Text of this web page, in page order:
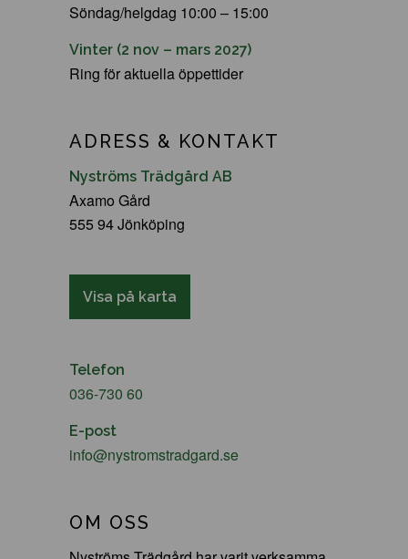
Söndag/helgdag 10:00 – 15:00
Vinter (2 nov – mars 2027)
Ring för aktuella öppettider
ADRESS & KONTAKT
Nyströms Trädgård AB
Axamo Gård
555 94 Jönköping
Visa på karta
Telefon
036-730 60
E-post
info@nystromstradgard.se
OM OSS